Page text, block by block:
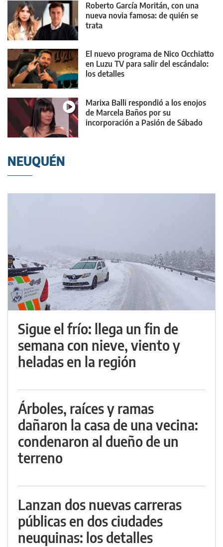
Roberto García Moritán, con una
nueva novia famosa: de quién se
trata
El nuevo programa de Nico Occhiatto
en Luzu TV para salir del escándalo:
los detalles
Marixa Balli respondió a los enojos
de Marcela Baños por su
incorporación a Pasión de Sábado
NEUQUÉN
Sigue el frío: llega un fin de
semana con nieve, viento y
heladas en la región
Árboles, raíces y ramas
dañaron la casa de una vecina:
condenaron al dueño de un
terreno
Lanzan dos nuevas carreras
públicas en dos ciudades
neuquinas: los detalles